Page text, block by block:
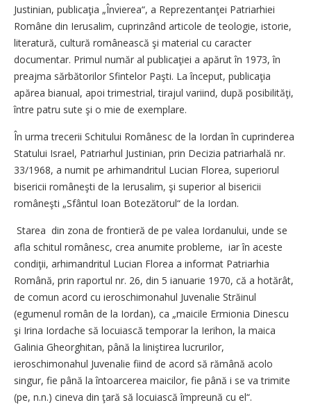
Justinian, publicaţia „Învierea“, a Reprezentanţei Patriarhiei
Române din Ierusalim, cuprinzând articole de teologie, istorie,
literatură, cultură românească şi material cu caracter
documentar. Primul număr al publicaţiei a apărut în 1973, în
preajma sărbătorilor Sfintelor Paşti. La început, publicaţia
apărea bianual, apoi trimestrial, tirajul variind, după posibilităţi,
între patru sute şi o mie de exemplare.
În urma trecerii Schitului Românesc de la Iordan în cuprinderea
Statului Israel, Patriarhul Justinian, prin Decizia patriarhală nr.
33/1968, a numit pe arhimandritul Lucian Florea, superiorul
bisericii româneşti de la Ierusalim, şi superior al bisericii
româneşti „Sfântul Ioan Botezătorul“ de la Iordan.
Starea din zona de frontieră de pe valea Iordanului, unde se
afla schitul românesc, crea anumite probleme, iar în aceste
condiţii, arhimandritul Lucian Florea a informat Patriarhia
Română, prin raportul nr. 26, din 5 ianuarie 1970, că a hotărât,
de comun acord cu ieroschimonahul Juvenalie Străinul
(egumenul român de la Iordan), ca „maicile Ermionia Dinescu
şi Irina Iordache să locuiască temporar la Ierihon, la maica
Galinia Gheorghitan, până la liniştirea lucrurilor,
ieroschimonahul Juvenalie fiind de acord să rămână acolo
singur, fie până la întoarcerea maicilor, fie până i se va trimite
(pe, n.n.) cineva din ţară să locuiască împreună cu el“.